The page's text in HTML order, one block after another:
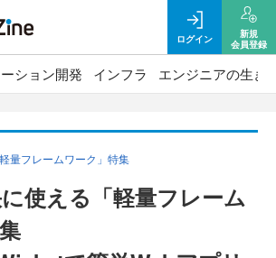
ログイン
新規
会員登録
ション開発 インフラ エンジニアの生き
量フレームワーク」特集
使える「軽量フレーム